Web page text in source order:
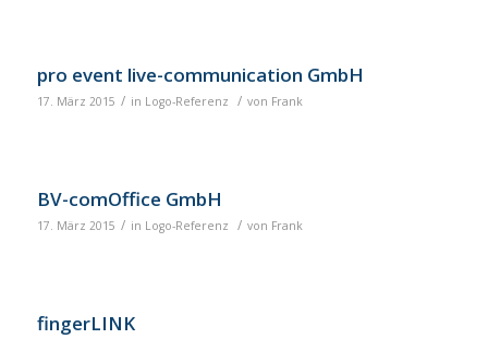
pro event live-communication GmbH
17. März 2015 / in Logo-Referenz / von Frank
BV-comOffice GmbH
17. März 2015 / in Logo-Referenz / von Frank
fingerLINK